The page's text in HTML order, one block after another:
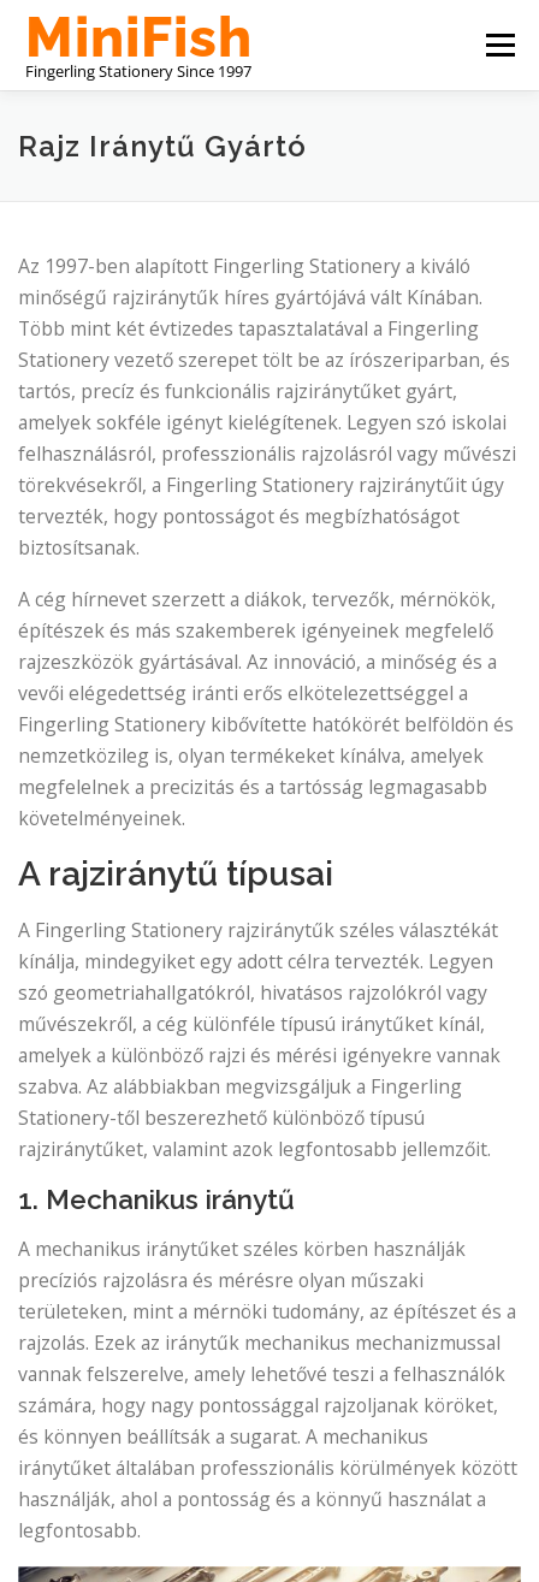
Tovább
tartalomhoz
Menü
KÍNAI IRODASZER-GYÁRTÓ
Rajz Iránytű Gyártó
Az 1997-ben alapított Fingerling Stationery a kiváló
minőségű rajziránytűk híres gyártójává vált Kínában.
Több mint két évtizedes tapasztalatával a Fingerling
Stationery vezető szerepet tölt be az írószeriparban, és
tartós, precíz és funkcionális rajziránytűket gyárt,
amelyek sokféle igényt kielégítenek. Legyen szó iskolai
felhasználásról, professzionális rajzolásról vagy művészi
törekvésekről, a Fingerling Stationery rajziránytűit úgy
tervezték, hogy pontosságot és megbízhatóságot
biztosítsanak.
A cég hírnevet szerzett a diákok, tervezők, mérnökök,
építészek és más szakemberek igényeinek megfelelő
rajzeszközök gyártásával. Az innováció, a minőség és a
vevői elégedettség iránti erős elkötelezettséggel a
Fingerling Stationery kibővítette hatókörét belföldön és
nemzetközileg is, olyan termékeket kínálva, amelyek
megfelelnek a precizitás és a tartósság legmagasabb
követelményeinek.
A rajziránytű típusai
A Fingerling Stationery rajziránytűk széles választékát
kínálja, mindegyiket egy adott célra tervezték. Legyen
szó geometriahallgatókról, hivatásos rajzolókról vagy
művészekről, a cég különféle típusú iránytűket kínál,
amelyek a különböző rajzi és mérési igényekre vannak
szabva. Az alábbiakban megvizsgáljuk a Fingerling
Stationery-től beszerezhető különböző típusú
rajziránytűket, valamint azok legfontosabb jellemzőit.
1. Mechanikus iránytű
A mechanikus iránytűket széles körben használják
precíziós rajzolásra és mérésre olyan műszaki
területeken, mint a mérnöki tudomány, az építészet és a
rajzolás. Ezek az iránytűk mechanikus mechanizmussal
vannak felszerelve, amely lehetővé teszi a felhasználók
számára, hogy nagy pontossággal rajzoljanak köröket,
és könnyen beállítsák a sugarat. A mechanikus
iránytűket általában professzionális körülmények között
használják, ahol a pontosság és a könnyű használat a
legfontosabb.